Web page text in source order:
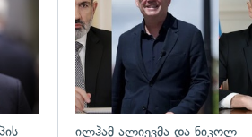
ილჰამ ალიევმა და ნიკოლ